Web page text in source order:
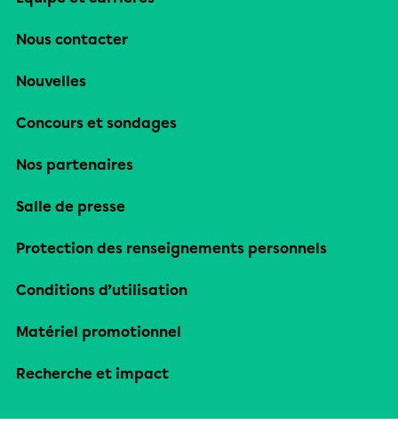
Nous contacter
Nouvelles
Concours et sondages
Nos partenaires
Salle de presse
Protection des renseignements personnels
Conditions d’utilisation
Matériel promotionnel
Recherche et impact